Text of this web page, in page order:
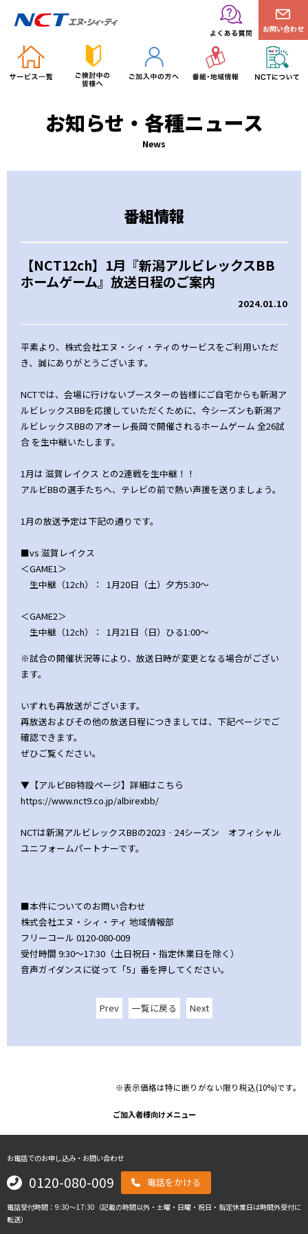
お問い合わせ
お知らせ・各種ニュース
News
番組情報
【NCT12ch】1月『新潟アルビレックスBB
ホームゲーム』放送日程のご案内
2024.01.10
平素より、株式会社エヌ・シィ・ティのサービスをご利用いただ
き、誠にありがとうございます。
NCTでは、会場に行けないブースターの皆様にご自宅からも新潟ア
ルビレックスBBを応援していただくために、今シーズンも新潟ア
ルビレックスBBのアオーレ長岡で開催されるホームゲーム 全26試
合 を生中継いたします。
1月は 滋賀レイクス との2連戦を生中継！！
アルビBBの選手たちへ、テレビの前で熱い声援を送りましょう。
1月の放送予定は下記の通りです。
■vs 滋賀レイクス
＜GAME1＞
生中継（12ch）： 1月20日（土）夕方5:30～
＜GAME2＞
生中継（12ch）： 1月21日（日）ひる1:00～
※試合の開催状況等により、放送日時が変更となる場合がござい
ます。
いずれも再放送がございます。
再放送およびその他の放送日程につきましては、下記ページでご
確認できます。
ぜひご覧ください。
▼【アルビBB特設ページ】詳細はこちら
https://www.nct9.co.jp/albirexbb/
NCTは新潟アルビレックスBBの2023‐24シーズン オフィシャル
ユニフォームパートナーです。
■本件についてのお問い合わせ
株式会社エヌ・シィ・ティ 地域情報部
フリーコール 0120-080-009
受付時間 9:30～17:30（土日祝日・指定休業日を除く）
音声ガイダンスに従って「5」番を押してください。
Prev 一覧に戻る Next
※表示価格は特に断りがない限り税込(10%)です。
ご加入者様向けメニュー
お電話でのお申し込み・お問い合わせ
0120-080-009 電話をかける
電話受付時間：9:30～17:30（記載の時間以外・土曜・日曜・祝日・指定休業日は時間外受付に
転送）